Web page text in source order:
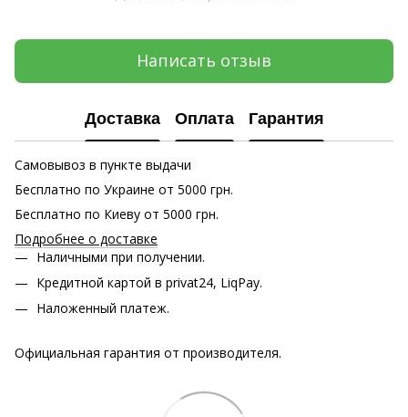
Написать отзыв
Доставка Оплата Гарантия
Самовывоз в пункте выдачи
Бесплатно по Украине от 5000 грн.
Бесплатно по Киеву от 5000 грн.
Подробнее о доставке
Наличными при получении.
Кредитной картой в privat24, LiqPay.
Наложенный платеж.
Официальная гарантия от производителя.